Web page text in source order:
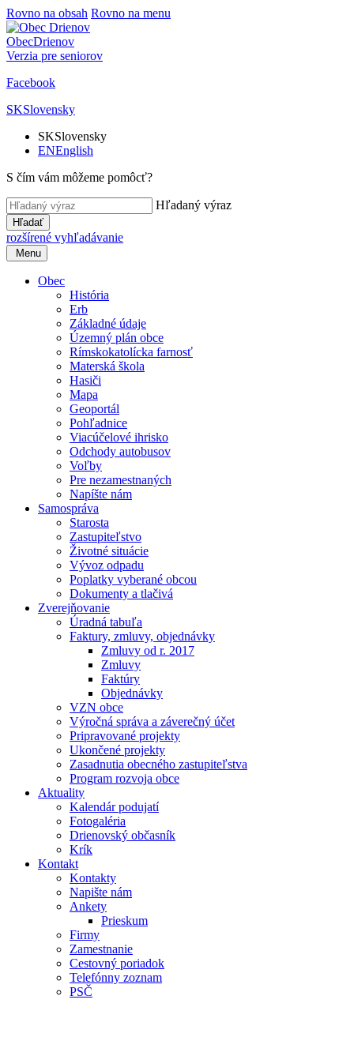
Rovno na obsah Rovno na menu
ObecDrienov
Verzia pre seniorov
Facebook
SKSlovensky
SKSlovensky
ENEnglish
S čím vám môžeme pomôcť?
Hľadaný výraz
Hľadať
rozšírené vyhľadávanie
Menu
Obec
História
Erb
Základné údaje
Územný plán obce
Rímskokatolícka farnosť
Materská škola
Hasiči
Mapa
Geoportál
Pohľadnice
Viacúčelové ihrisko
Odchody autobusov
Voľby
Pre nezamestnaných
Napíšte nám
Samospráva
Starosta
Zastupiteľstvo
Životné situácie
Vývoz odpadu
Poplatky vyberané obcou
Dokumenty a tlačivá
Zverejňovanie
Úradná tabuľa
Faktury, zmluvy, objednávky
Zmluvy od r. 2017
Zmluvy
Faktúry
Objednávky
VZN obce
Výročná správa a záverečný účet
Pripravované projekty
Ukončené projekty
Zasadnutia obecného zastupiteľstva
Program rozvoja obce
Aktuality
Kalendár podujatí
Fotogaléria
Drienovský občasník
Krík
Kontakt
Kontakty
Napište nám
Ankety
Prieskum
Firmy
Zamestnanie
Cestovný poriadok
Telefónny zoznam
PSČ